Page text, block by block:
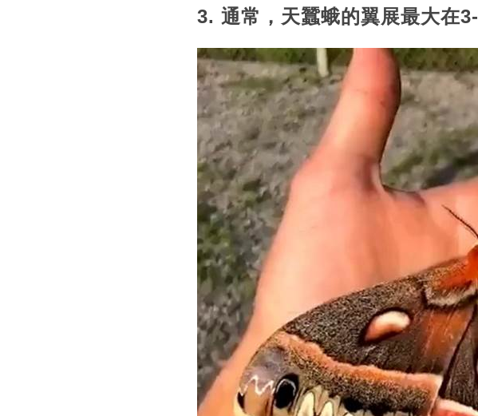
3. 通常，天蠶蛾的翼展最大在